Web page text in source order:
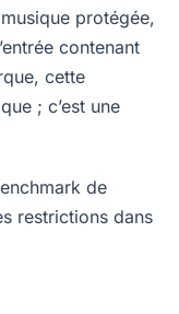
protégée,
contenant
cette
; c’est une
de
restrictions dans